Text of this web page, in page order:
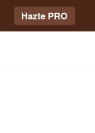
Hazte PRO